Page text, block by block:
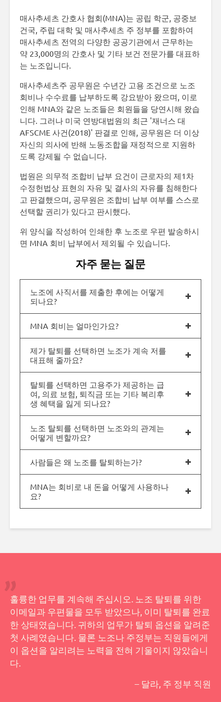
매사추세츠 간호사 협회(MNA)는 공립 학군, 공중보
건국, 주립 대학 및 매사추세츠 주 정부를 포함하여
매사추세츠 전역의 다양한 공공기관에서 근무하는
약 23,000명의 간호사 및 기타 보건 전문가를 대표하
는 노조입니다.
매사추세츠주 공무원은 수년간 고용 조건으로 노조
회비나 수수료를 납부하도록 강요받아 왔으며, 이로
인해 MNA와 같은 노조들은 회원들을 당연시해 왔습
니다. 그러나 미국 연방대법원의 최근 '재너스 대
AFSCME 사건(2018)' 판결로 인해, 공무원은 더 이상
자신의 의사에 반해 노동조합을 재정적으로 지원하
도록 강제될 수 없습니다.
법원은 의무적 조합비 납부 요건이 근로자의 제1차
수정헌법상 표현의 자유 및 결사의 자유를 침해한다
고 판결했으며, 공무원은 조합비 납부 여부를 스스로
선택할 권리가 있다고 판시했다.
위 양식을 작성하여 인쇄한 후 노조로 우편 발송하시
면 MNA 회비 납부에서 제외될 수 있습니다.
자주 묻는 질문
노조에 사직서를 제출한 후에는 어떻게
되나요?
MNA 회비는 얼마인가요?
제가 탈퇴를 선택하면 노조가 계속 저를
대표해 줄까요?
탈퇴를 선택하면 고용주가 제공하는 급
여, 의료 보험, 퇴직금 또는 기타 복리후
생 혜택을 잃게 되나요?
노조 탈퇴를 선택하면 노조와의 관계는
어떻게 변할까요?
사람들은 왜 노조를 탈퇴하는가?
MNA는 회비로 내 돈을 어떻게 사용하나
요?
훌륭한 업무를 계속해 주십시오. 노조 탈퇴를 위한
이메일과 우편물을 모두 받았으나, 이미 탈퇴를 완료
한 상태였습니다. 귀하의 업무가 탈퇴 옵션을 알려준
첫 사례였습니다. 물론 노조나 주정부는 직원들에게
이 옵션을 알리려는 노력을 전혀 기울이지 않았습니
다.
– 달라, 주 정부 직원